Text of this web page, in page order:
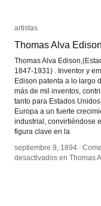
artistas
Thomas Alva Edison
Thomas Alva
1847-1931) . Inventor y
Edison patenta a lo largo
más de mil inventos,
tanto para Estados
Europa a un fuerte
industrial, convirtiéndose
figura clave en la
septiembre 9, 1894 /
desactivados en Thomas
artistas
Thomas Alva Edison
septiembre 9, 1894 /
desactivados en Thomas